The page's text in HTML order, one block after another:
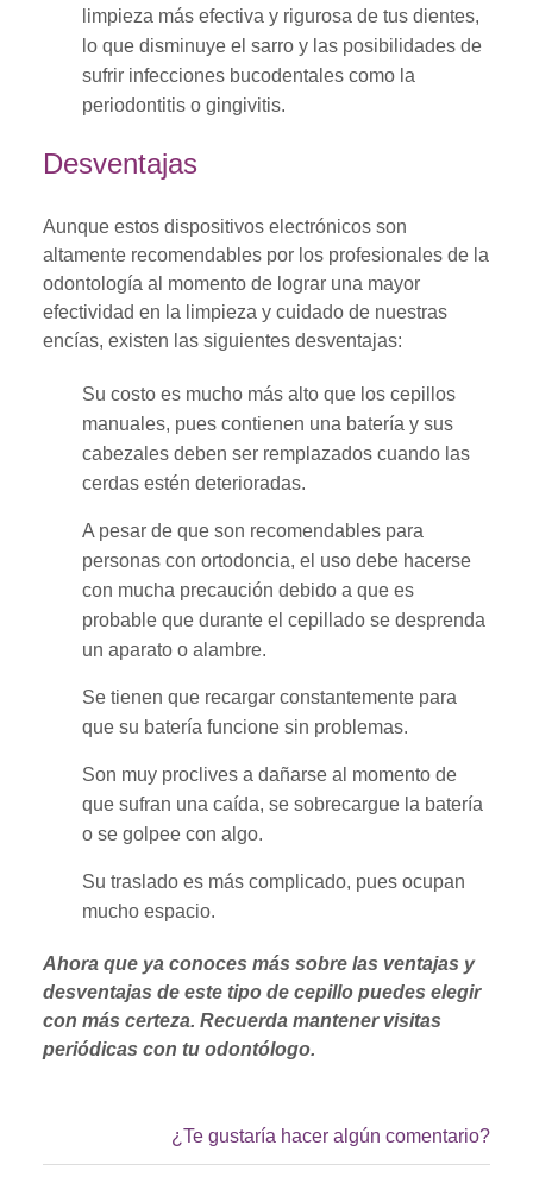
limpieza más efectiva y rigurosa de tus dientes,
lo que disminuye el sarro y las posibilidades de
sufrir infecciones bucodentales como la
periodontitis o gingivitis.
Desventajas
Aunque estos dispositivos electrónicos son
altamente recomendables por los profesionales de la
odontología al momento de lograr una mayor
efectividad en la limpieza y cuidado de nuestras
encías, existen las siguientes desventajas:
Su costo es mucho más alto que los cepillos
manuales, pues contienen una batería y sus
cabezales deben ser remplazados cuando las
cerdas estén deterioradas.
A pesar de que son recomendables para
personas con ortodoncia, el uso debe hacerse
con mucha precaución debido a que es
probable que durante el cepillado se desprenda
un aparato o alambre.
Se tienen que recargar constantemente para
que su batería funcione sin problemas.
Son muy proclives a dañarse al momento de
que sufran una caída, se sobrecargue la batería
o se golpee con algo.
Su traslado es más complicado, pues ocupan
mucho espacio.
Ahora que ya conoces más sobre las ventajas y
desventajas de este tipo de cepillo puedes elegir
con más certeza. Recuerda mantener visitas
periódicas con tu odontólogo.
¿Te gustaría hacer algún comentario?